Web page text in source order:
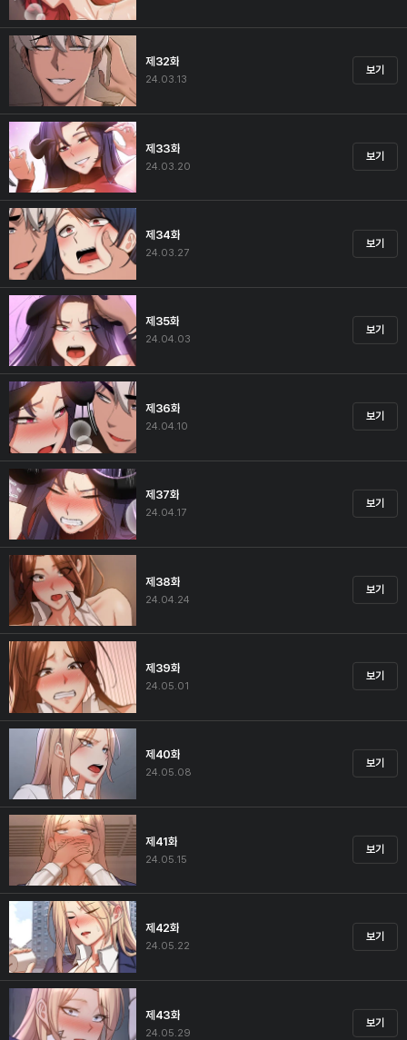
제32화
24.03.13
보기
제33화
24.03.20
보기
제34화
24.03.27
보기
제35화
24.04.03
보기
제36화
24.04.10
보기
제37화
24.04.17
보기
제38화
24.04.24
보기
제39화
24.05.01
보기
제40화
24.05.08
보기
제41화
24.05.15
보기
제42화
24.05.22
보기
제43화
24.05.29
보기